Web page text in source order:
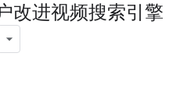
改进视频搜索引擎